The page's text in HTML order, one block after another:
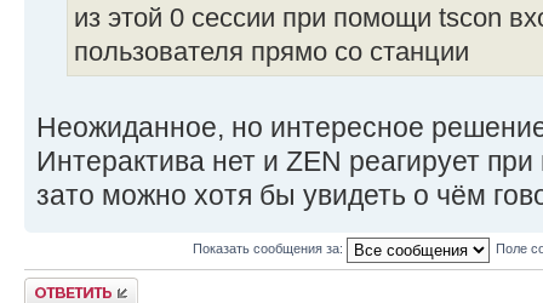
из этой 0 сессии при помощи tscon
пользователя прямо со станции
Неожиданное, но интересное
Интерактива нет и ZEN реагирует
зато можно хотя бы увидеть о чём
Показать сообщения за: Поле
Ответить